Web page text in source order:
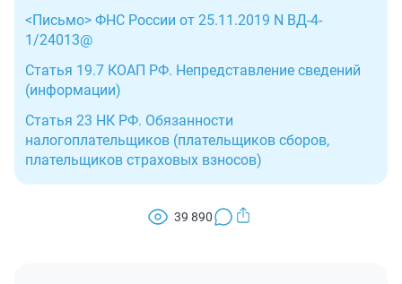
<Письмо> ФНС России от 25.11.2019 N ВД-4-
1/24013@
Статья 19.7 КОАП РФ. Непредставление сведений
(информации)
Статья 23 НК РФ. Обязанности
налогоплательщиков (плательщиков сборов,
плательщиков страховых взносов)
39 890